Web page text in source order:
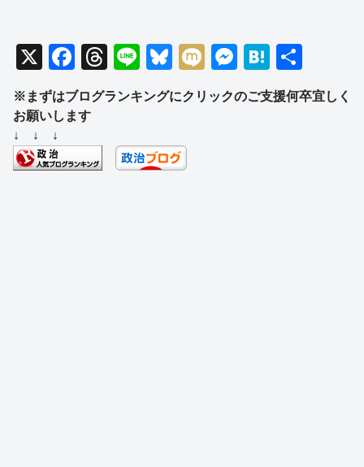
X
F
a
c
b
T
hr
e
d
Li
n
e
Bl
e
y
M
ixi
M
ss
H
at
e
有
※まずはブログランキングにクリックのご支援何卒宜しく
お願いします
↓ ↓ ↓